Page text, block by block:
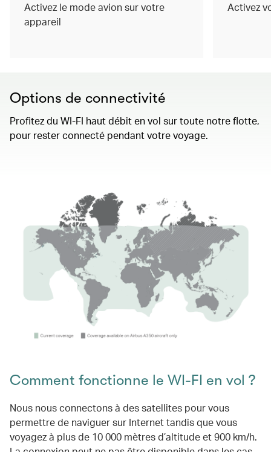
Activez le mode avion sur votre
appareil
Activez
Options de connectivité
Profitez du WI-FI haut débit en vol sur toute notre flotte,
pour rester connecté pendant votre voyage.
Comment fonctionne le WI-FI en vol ?
Nous nous connectons à des satellites pour vous
permettre de naviguer sur Internet tandis que vous
voyagez à plus de 10 000 mètres d’altitude et 900 km/h.